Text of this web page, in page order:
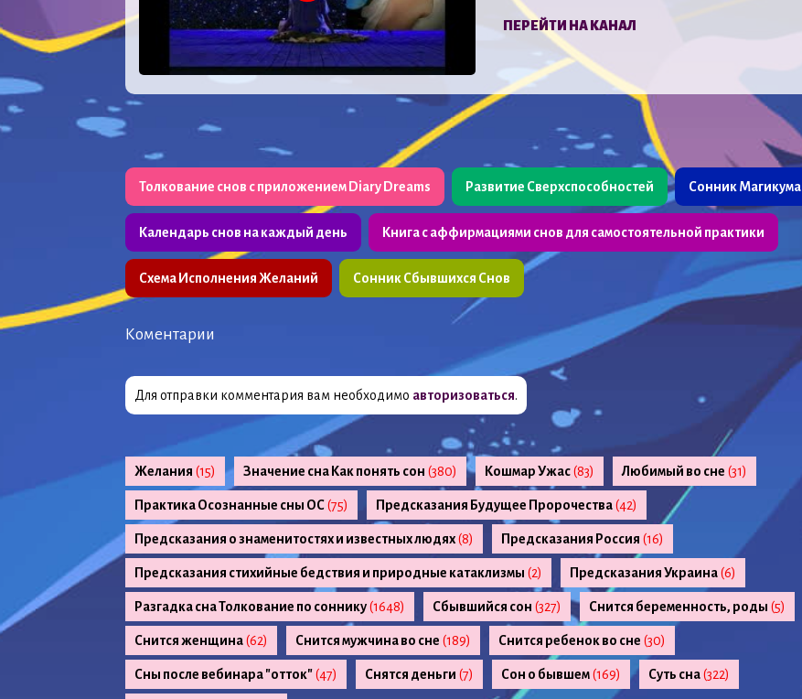
ПЕРЕЙТИ НА КАНАЛ
Толкование снов с приложением Diary Dreams Развитие Сверхспособностей Сонник Магикума
Календарь снов на каждый день Книга с аффирмациями снов для самостоятельной практики
Схема Исполнения Желаний Сонник Сбывшихся Снов
Коментарии
Для отправки комментария вам необходимо авторизоваться.
Желания (15) Значение сна Как понять сон (380) Кошмар Ужас(83) Любимый во сне (31)
Практика Осознанные сны ОС(75) Предсказания Будущее Пророчества(42)
Предсказания о знаменитостях и известных людях(8) Предсказания Россия (16)
Предсказания стихийные бедствия и природные катаклизмы (2) Предсказания Украина(6)
Разгадка сна Толкование по соннику(1648) Сбывшийся сон (327) Снится беременность, роды (5)
Снится женщина(62) Снится мужчина во сне (189) Снится ребенок во сне (30)
Сны после вебинара "отток"(47) Снятся деньги (7) Сон о бывшем(169) Суть сна(322)